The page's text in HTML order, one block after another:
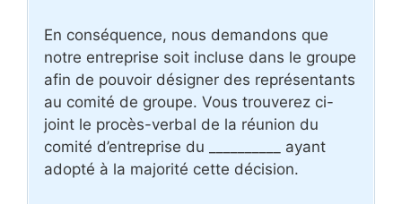
En conséquence, nous demandons que
notre entreprise soit incluse dans le groupe
afin de pouvoir désigner des représentants
au comité de groupe. Vous trouverez ci-
joint le procès-verbal de la réunion du
comité d’entreprise du __________ ayant
adopté à la majorité cette décision.